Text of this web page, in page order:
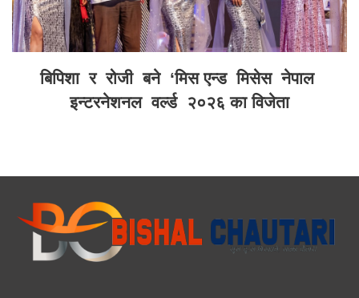
बिपिशा र रोजी बने ‘मिस एन्ड मिसेस नेपाल
इन्टरनेशनल वर्ल्ड २०२६ का विजेता